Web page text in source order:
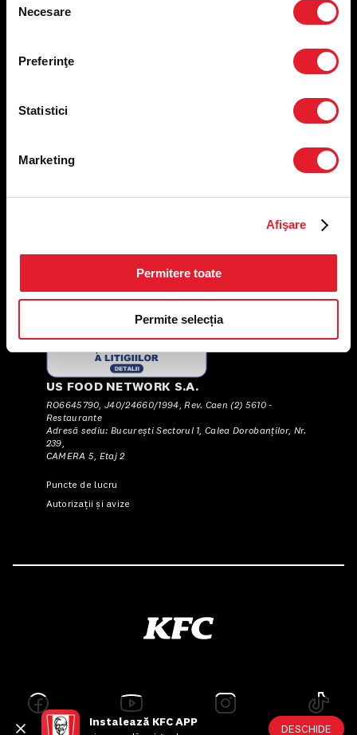
consimțământului
Necesare
Preferinţe
Statistici
Marketing
Afişare
Permitere toate
Permite selecția
Instalează KFC APP DESCHIDE
Nutriționale și Alergeni
Utile
Termeni și condiții
Politica de confidențialitate
ANPC
US FOOD NETWORK S.A.
RO6645790, J40/24660/1994, Rev. Caen (2) 5610 -
Restaurante
Adresă sediu: Bucureşti Sectorul 1, Calea Dorobanţilor, Nr.
239,
CAMERA 5, Etaj 2
Puncte de lucru
Autorizații și avize